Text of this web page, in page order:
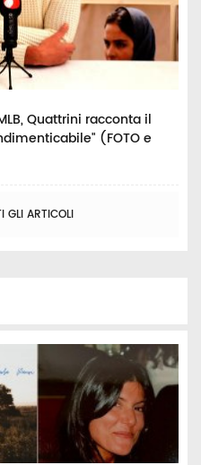
Quattrini racconta il
(FOTO e
GLI ARTICOLI